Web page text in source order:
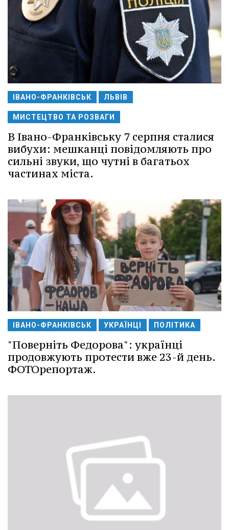
ІВАНО-ФРАНКІВСЬК ЛЬВІВ
МИСТЕЦТВО ТА РОЗВАГИ
В Івано-Франківську 7 серпня сталися
вибухи: мешканці повідомляють про
сильні звуки, що чутні в багатьох
частинах міста.
ІВАНО-ФРАНКІВСЬК УКРАЇНЦІ ПОЛІТИКА
"Поверніть Федорова": українці
продовжують протести вже 23-й день.
ФОТОрепортаж.